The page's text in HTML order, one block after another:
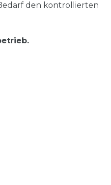
den kontrollierten